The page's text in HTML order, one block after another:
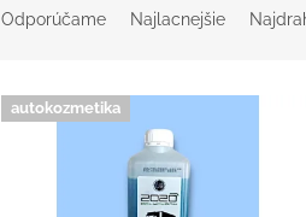
Odporúčame Najlacnejšie
V autokozmetika